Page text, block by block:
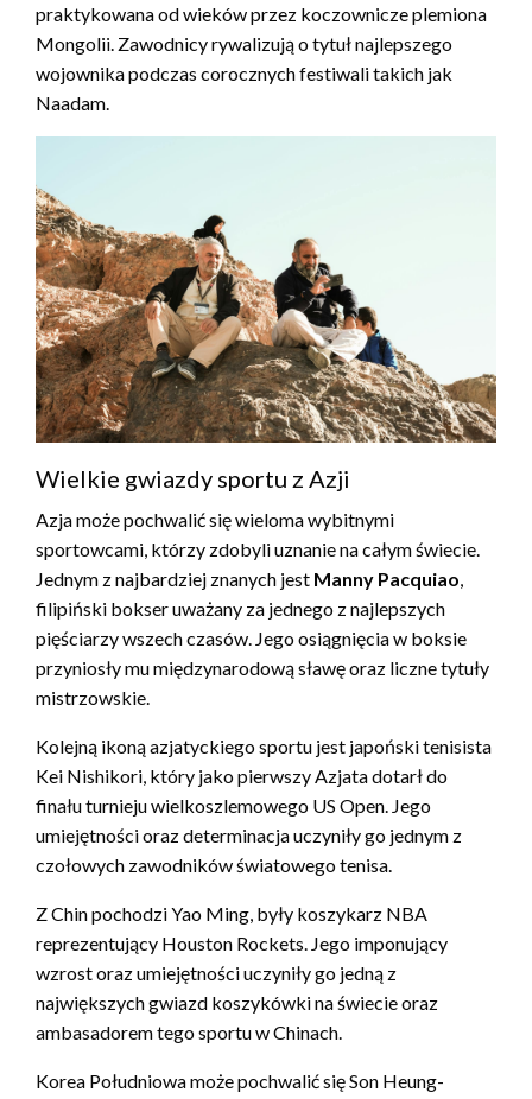
praktykowana od wieków przez koczownicze plemiona
Mongolii. Zawodnicy rywalizują o tytuł najlepszego
wojownika podczas corocznych festiwali takich jak
Naadam.
Wielkie gwiazdy sportu z Azji
Azja może pochwalić się wieloma wybitnymi
sportowcami, którzy zdobyli uznanie na całym świecie.
Jednym z najbardziej znanych jest Manny Pacquiao,
filipiński bokser uważany za jednego z najlepszych
pięściarzy wszech czasów. Jego osiągnięcia w boksie
przyniosły mu międzynarodową sławę oraz liczne tytuły
mistrzowskie.
Kolejną ikoną azjatyckiego sportu jest japoński tenisista
Kei Nishikori, który jako pierwszy Azjata dotarł do
finału turnieju wielkoszlemowego US Open. Jego
umiejętności oraz determinacja uczyniły go jednym z
czołowych zawodników światowego tenisa.
Z Chin pochodzi Yao Ming, były koszykarz NBA
reprezentujący Houston Rockets. Jego imponujący
wzrost oraz umiejętności uczyniły go jedną z
największych gwiazd koszykówki na świecie oraz
ambasadorem tego sportu w Chinach.
Korea Południowa może pochwalić się Son Heung-